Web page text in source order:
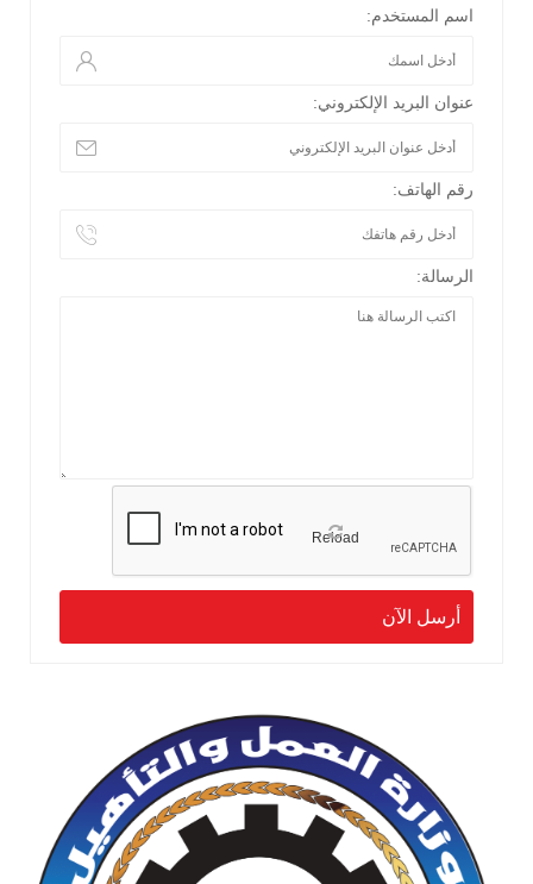
اسم المستخدم:
عنوان البريد الإلكتروني:
رقم الهاتف:
الرسالة:
Reload